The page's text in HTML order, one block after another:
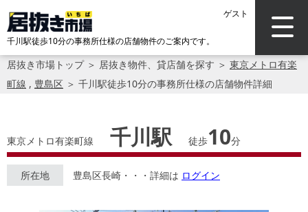
ゲスト
千川駅徒歩10分の事務所仕様の店舗物件のご案内です。
居抜き市場トップ＞ 居抜き物件、貸店舗を探す ＞ 東京メトロ有楽
町線 , 豊島区 ＞ 千川駅徒歩10分の事務所仕様の店舗物件詳細
東京メトロ有楽町線 千川駅 徒歩10分
所在地 豊島区長崎・・・詳細は ログイン